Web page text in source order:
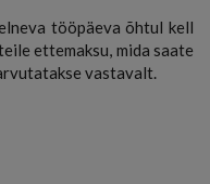
tööpäeva õhtul kell
ettemaksu, mida saate
vastavalt.